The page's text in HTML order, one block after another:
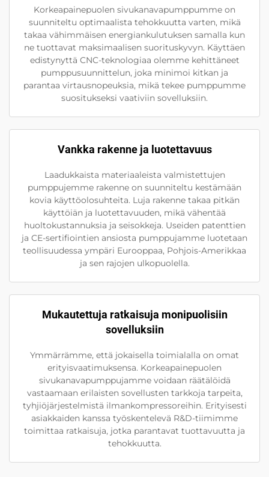
Korkeapainepuolen sivukanavapumppumme on
suunniteltu optimaalista tehokkuutta varten, mikä
takaa vähimmäisen energiankulutuksen samalla kun
ne tuottavat maksimaalisen suorituskyvyn. Käyttäen
edistynyttä CNC-teknologiaa olemme kehittäneet
pumppusuunnittelun, joka minimoi kitkan ja
parantaa virtausnopeuksia, mikä tekee pumppumme
suositukseksi vaativiin sovelluksiin.
Vankka rakenne ja luotettavuus
Laadukkaista materiaaleista valmistettujen
pumppujemme rakenne on suunniteltu kestämään
kovia käyttöolosuhteita. Luja rakenne takaa pitkän
käyttöiän ja luotettavuuden, mikä vähentää
huoltokustannuksia ja seisokkeja. Useiden patenttien
ja CE-sertifiointien ansiosta pumppujamme luotetaan
teollisuudessa ympäri Eurooppaa, Pohjois-Amerikkaa
ja sen rajojen ulkopuolella.
Mukautettuja ratkaisuja monipuolisiin
sovelluksiin
Ymmärrämme, että jokaisella toimialalla on omat
erityisvaatimuksensa. Korkeapainepuolen
sivukanavapumppujamme voidaan räätälöidä
vastaamaan erilaisten sovellusten tarkkoja tarpeita,
tyhjiöjärjestelmistä ilmankompressoreihin. Erityisesti
asiakkaiden kanssa työskentelevä R&D-tiimimme
toimittaa ratkaisuja, jotka parantavat tuottavuutta ja
tehokkuutta.